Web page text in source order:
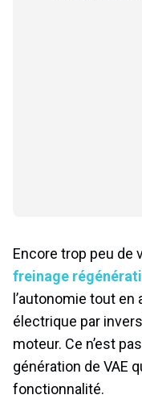
Encore trop peu de
freinage
l’autonomie tout
électrique par
moteur. Ce n’est
génération de VAE
fonctionnalité.